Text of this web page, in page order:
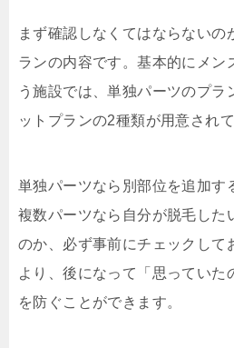
まず確認しなくてはならないの
ランの内容です。基本的にメン
う施設では、単独パーツのプラ
ットプランの2種類が用意されて
単独パーツなら別部位を追加す
複数パーツなら自分が脱毛した
のか、必ず事前にチェックして
より、後になって「思っていた
を防ぐことができます。